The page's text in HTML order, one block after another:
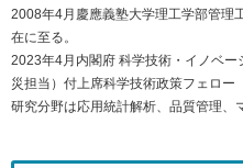
2008年4月慶應義塾大学理工学部管理
在に至る。
2023年4月内閣府 科学技術・イノベ
災担当）付上席科学技術政策フェロー
研究分野は応用統計解析、品質管理、